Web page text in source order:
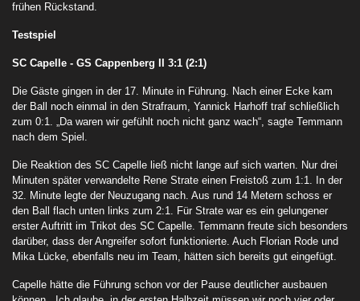
frühen Rückstand.
Testspiel
SC Capelle - GS Cappenberg II 3:1 (2:1)
Die Gäste gingen in der 17. Minute in Führung. Nach einer Ecke kam
der Ball noch einmal in den Strafraum, Yannick Harhoff traf schließlich
zum 0:1. „Da waren wir gefühlt noch nicht ganz wach“, sagte Temmann
nach dem Spiel.
Die Reaktion des SC Capelle ließ nicht lange auf sich warten. Nur drei
Minuten später verwandelte Rene Strate einen Freistoß zum 1:1. In der
32. Minute legte der Neuzugang nach. Aus rund 14 Metern schoss er
den Ball flach unten links zum 2:1. Für Strate war es ein gelungener
erster Auftritt im Trikot des SC Capelle. Temmann freute sich besonders
darüber, dass der Angreifer sofort funktionierte. Auch Florian Rode und
Mika Lücke, ebenfalls neu im Team, hätten sich bereits gut eingefügt.
Capelle hätte die Führung schon vor der Pause deutlicher ausbauen